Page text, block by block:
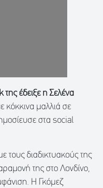
έδειξε η Σελένα
κόκκινα μαλλιά σε
στα social
τους διαδικτυακούς της
της στο Λονδίνο,
Η Γκόμεζ